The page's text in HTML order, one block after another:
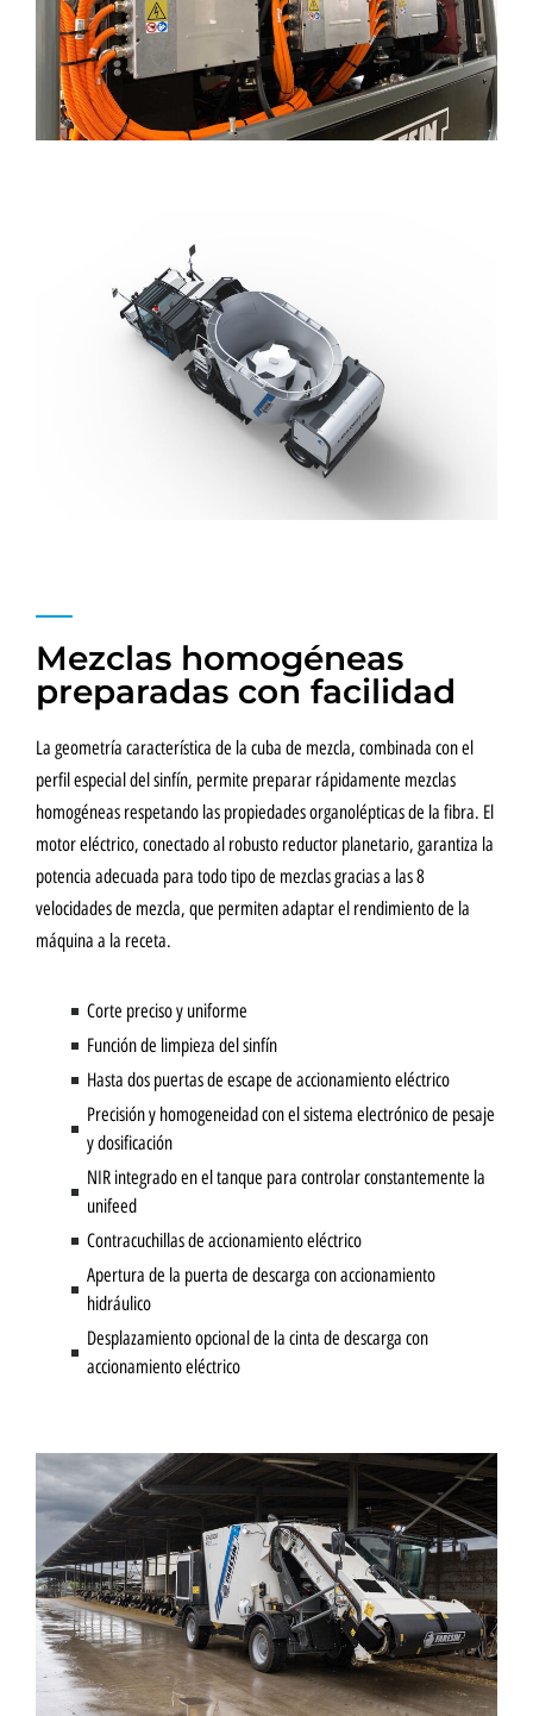
Mezclas homogéneas
preparadas con facilidad
La geometría característica de la cuba de mezcla, combinada con el
perfil especial del sinfín, permite preparar rápidamente mezclas
homogéneas respetando las propiedades organolépticas de la fibra. El
motor eléctrico, conectado al robusto reductor planetario, garantiza la
potencia adecuada para todo tipo de mezclas gracias a las 8
velocidades de mezcla, que permiten adaptar el rendimiento de la
máquina a la receta.
Corte preciso y uniforme
Función de limpieza del sinfín
Hasta dos puertas de escape de accionamiento eléctrico
Precisión y homogeneidad con el sistema electrónico de pesaje
y dosificación
NIR integrado en el tanque para controlar constantemente la
unifeed
Contracuchillas de accionamiento eléctrico
Apertura de la puerta de descarga con accionamiento
hidráulico
Desplazamiento opcional de la cinta de descarga con
accionamiento eléctrico